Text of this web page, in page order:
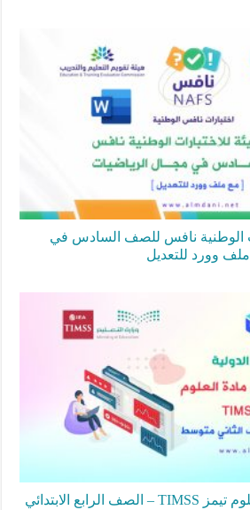
الوطنية نافس للصف السادس في
وورد للتعديل
أسئلة تدريبات مادة العلوم تيمز TIMSS – الصف الرابع الابتدائي